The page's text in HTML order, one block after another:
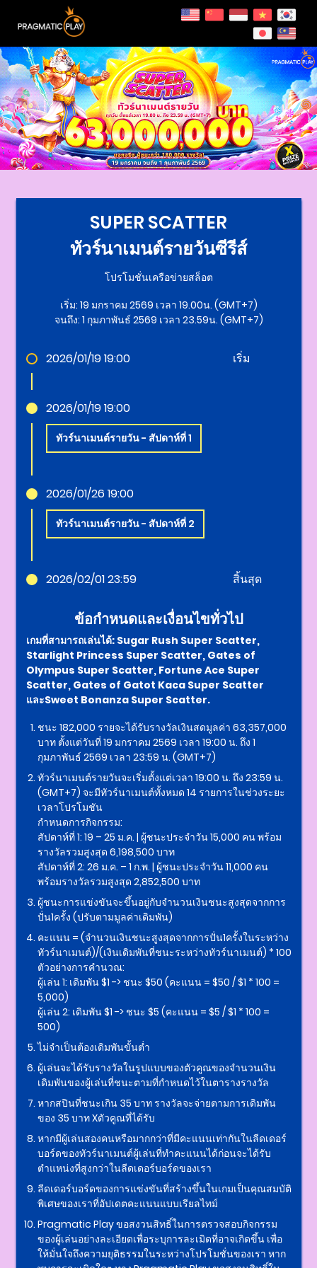
SUPER SCATTER
ทัวร์นาเมนต์รายวันซีรีส์
โปรโมชั่นเครือข่ายสล็อต
เริ่ม: 19 มกราคม 2569 เวลา 19.00น. (GMT+7)
จนถึง: 1 กุมภาพันธ์ 2569 เวลา 23.59น. (GMT+7)
2026/01/19 19:00 เริ่ม
2026/01/19 19:00
ทัวร์นาเมนต์รายวัน - สัปดาห์ที่ 1
2026/01/26 19:00
ทัวร์นาเมนต์รายวัน - สัปดาห์ที่ 2
2026/02/01 23:59 สิ้นสุด
ข้อกำหนดและเงื่อนไขทั่วไป
เกมที่สามารถเล่นได้: Sugar Rush Super Scatter,
Starlight Princess Super Scatter, Gates of
Olympus Super Scatter, Fortune Ace Super
Scatter, Gates of Gatot Kaca Super Scatter
และSweet Bonanza Super Scatter.
ชนะ 182,000 รายจะได้รับรางวัลเงินสดมูลค่า 63,357,000
บาท ตั้งแต่วันที่ 19 มกราคม 2569 เวลา 19:00 น. ถึง 1
กุมภาพันธ์ 2569 เวลา 23:59 น. (GMT+7)
ทัวร์นาเมนต์รายวันจะเริ่มตั้งแต่เวลา 19:00 น. ถึง 23:59 น.
(GMT+7) จะมีทัวร์นาเมนต์ทั้งหมด 14 รายการในช่วงระยะ
เวลาโปรโมชัน
กำหนดการกิจกรรม:
สัปดาห์ที่ 1: 19 – 25 ม.ค. | ผู้ชนะประจำวัน 15,000 คน พร้อม
รางวัลรวมสูงสุด 6,198,500 บาท
สัปดาห์ที่ 2: 26 ม.ค. – 1 ก.พ. | ผู้ชนะประจำวัน 11,000 คน
พร้อมรางวัลรวมสูงสุด 2,852,500 บาท
ผู้ชนะการแข่งขันจะขึ้นอยู่กับจำนวนเงินชนะสูงสุดจากการ
ปั่น1ครั้ง (ปรับตามมูลค่าเดิมพัน)
คะแนน = (จำนวนเงินชนะสูงสุดจากการปั่น1ครั้งในระหว่าง
ทัวร์นาเมนต์)/(เงินเดิมพันที่ชนะระหว่างทัวร์นาเมนต์) * 100
ตัวอย่างการคำนวณ:
ผู้เล่น 1: เดิมพัน $1 -> ชนะ $50 (คะแนน = $50 / $1 * 100 =
5,000)
ผู้เล่น 2: เดิมพัน $1 -> ชนะ $5 (คะแนน = $5 / $1 * 100 =
500)
ไม่จำเป็นต้องเดิมพันขั้นต่ำ
ผู้เล่นจะได้รับรางวัลในรูปแบบของตัวคูณของจำนวนเงิน
เดิมพันของผู้เล่นที่ชนะตามที่กำหนดไว้ในตารางรางวัล
หากสปินที่ชนะเกิน 35 บาท รางวัลจะจ่ายตามการเดิมพัน
ของ 35 บาท Xตัวคูณที่ได้รับ
หากมีผู้เล่นสองคนหรือมากกว่าที่มีคะแนนเท่ากันในลีดเดอร์
บอร์ดของทัวร์นาเมนต์ผู้เล่นที่ทำคะแนนได้ก่อนจะได้รับ
ตำแหน่งที่สูงกว่าในลีดเดอร์บอร์ดของเรา​
ลีดเดอร์บอร์ดของการแข่งขันที่สร้างขึ้นในเกมเป็นคุณสมบัติ
พิเศษของเราที่อัปเดตคะแนนแบบเรียลไทม์​
Pragmatic Play ขอสงวนสิทธิ์ในการตรวจสอบกิจกรรม
ของผู้เล่นอย่างละเอียดเพื่อระบุการละเมิดที่อาจเกิดขึ้น เพื่อ
ให้มั่นใจถึงความยุติธรรมในระหว่างโปรโมชั่นของเรา หาก